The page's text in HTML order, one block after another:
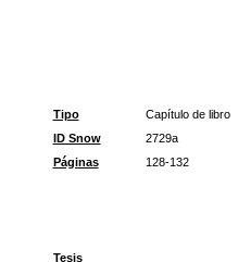
Tipo
Capítulo de libro
ID Snow
2729a
Páginas
128-132
Tesis